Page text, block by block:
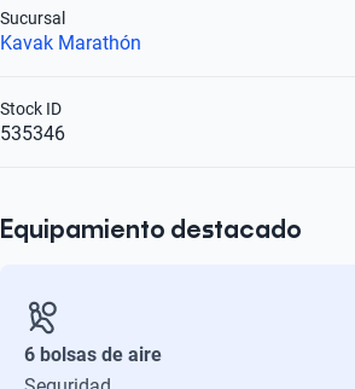
Kavak Marathón
Sucursal
535346
Stock ID
Equipamiento destacado
6 bolsas de aire